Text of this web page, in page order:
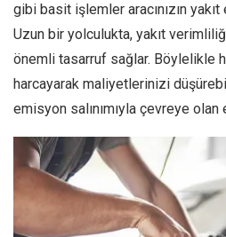
gibi basit işlemler aracınızın
Uzun bir yolculukta, yakıt
önemli tasarruf sağlar. Böylelikle
harcayarak maliyetlerinizi
emisyon salınımıyla çevreye